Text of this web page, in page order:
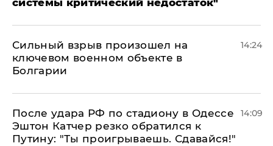
системы критический недостаток"
Сильный взрыв произошел на
ключевом военном объекте в
Болгарии
14:24
После удара РФ по стадиону в Одессе
Эштон Катчер резко обратился к
Путину: "Ты проигрываешь. Сдавайся!"
14:09